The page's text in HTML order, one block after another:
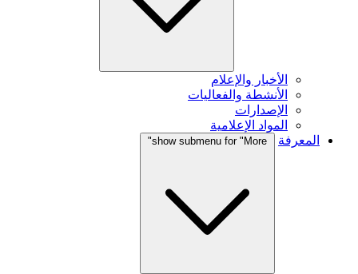
الأخبار والإعلام
الأنشطة والفعاليات
الإصدارات
المواد الإعلامية
المعرفة
show submenu for "More"